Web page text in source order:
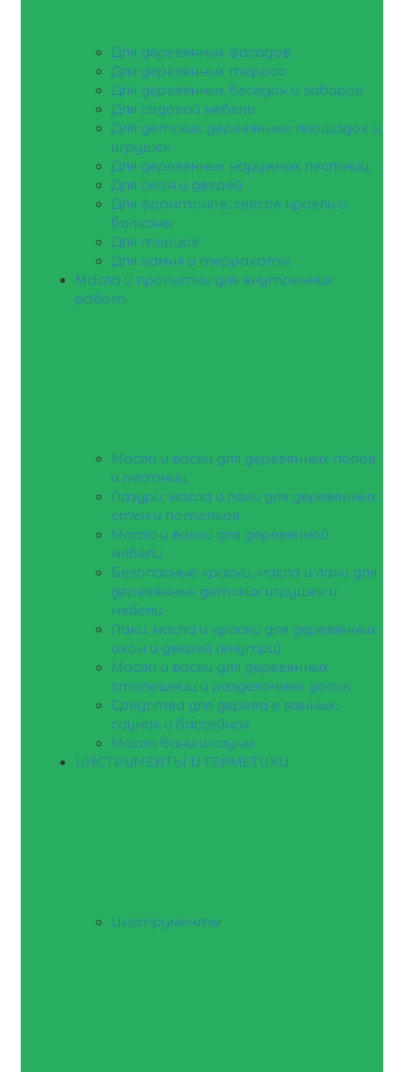
Для деревянных фасадов
Для деревянных террас
Для деревянных беседок и заборов
Для садовой мебели
Для детских деревянных площадок и
игрушек
Для деревянных наружных лестниц
Для окон и дверей
Для фронтонов, свесов кровли и
балконы
Для торцов
Для камня и терракоты
Масла и пропитки для внутренних
работ
Масла и воски для деревянных полов
и лестниц
Лазури, масла и лаки для деревянных
стен и потолков
Масла и воски для деревянной
мебели
Безопасные краски, масла и лаки для
деревянных детских игрушек и
мебели
Лаки, масла и краски для деревянных
окон и дверей (внутри)
Масла и воски для деревянных
столешниц и разделочных досок
Средства для дерева в ванных,
саунах и бассейнах
Масла бани и сауны
ИНСТРУМЕНТЫ И ГЕРМЕТИКИ
Инструменты